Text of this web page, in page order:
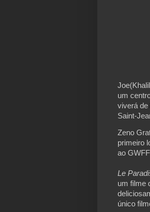
um
viverá de
Saint-
Zeno
primeiro
ao
Le
um filme
único